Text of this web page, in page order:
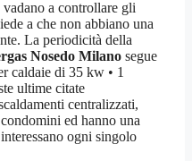
a controllare gli
a che non abbiano una
La periodicità della
Nosedo Milano segue
caldaie di 35 kw • 1
ultime citate
centralizzati,
ed hanno una
ogni singolo